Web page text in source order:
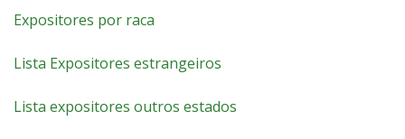
Expositores por raca
Lista Expositores estrangeiros
Lista expositores outros estados